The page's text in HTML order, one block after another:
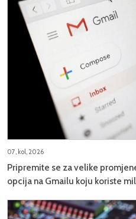
07, kol, 2026
Pripremite se za velike
opcija na Gmailu koju koriste